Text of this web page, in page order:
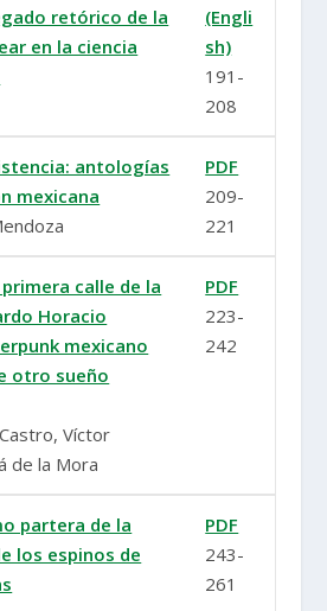
retórico de la
en la ciencia
(Engli
sh)
191-
208
antologías
mexicana
PDF
209-
221
calle de la
Horacio
mexicano
otro sueño
Víctor
de la Mora
PDF
223-
242
partera de la
los espinos de
PDF
243-
261